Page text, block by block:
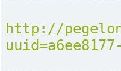
http://